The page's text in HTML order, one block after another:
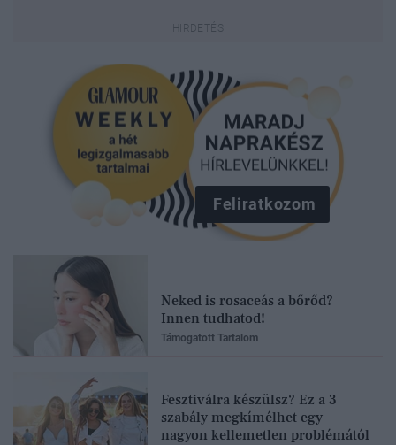
Feliratkozom
Neked is rosaceás a bőrőd?
Innen tudhatod!
Támogatott Tartalom
Fesztiválra készülsz? Ez a 3
szabály megkímélhet egy
nagyon kellemetlen problémától